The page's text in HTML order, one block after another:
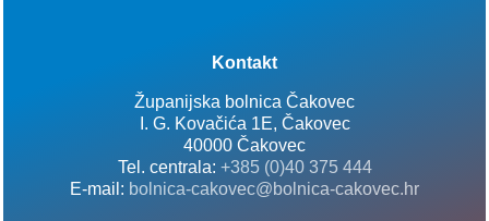
Kontakt
Županijska bolnica Čakovec
I. G. Kovačića 1E, Čakovec
40000 Čakovec
Tel. centrala: +385 (0)40 375 444
E-mail: bolnica-cakovec@bolnica-cakovec.hr